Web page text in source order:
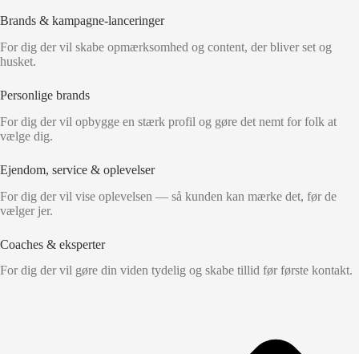
Brands & kampagne-lanceringer
For dig der vil skabe opmærksomhed og content, der bliver set og
husket.
Personlige brands
For dig der vil opbygge en stærk profil og gøre det nemt for folk at
vælge dig.
Ejendom, service & oplevelser
For dig der vil vise oplevelsen — så kunden kan mærke det, før de
vælger jer.
Coaches & eksperter
For dig der vil gøre din viden tydelig og skabe tillid før første kontakt.